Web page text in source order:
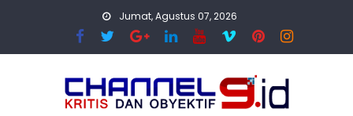
Jumat, Agustus 07, 2026